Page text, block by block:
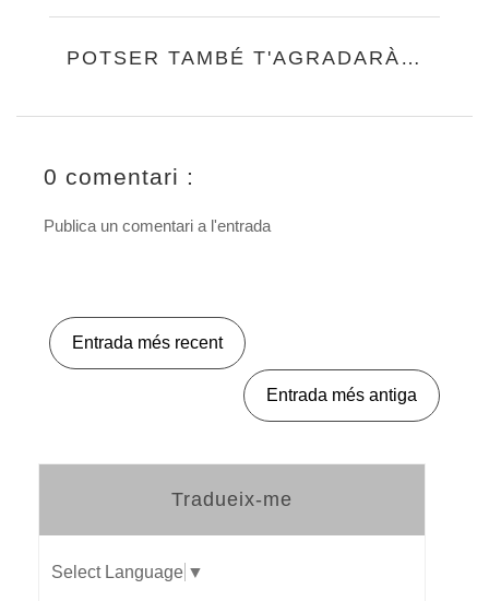
POTSER TAMBÉ T'AGRADARÀ…
0 comentari :
Publica un comentari a l'entrada
Entrada més recent
Entrada més antiga
Tradueix-me
Select Language ▼